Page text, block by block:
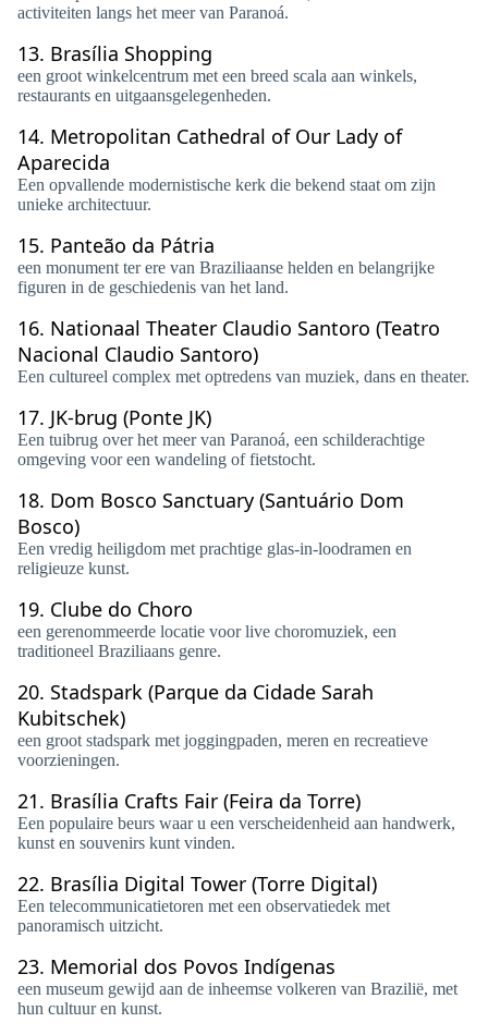
activiteiten langs het meer van Paranoá.
13. Brasília Shopping
een groot winkelcentrum met een breed scala aan winkels,
restaurants en uitgaansgelegenheden.
14. Metropolitan Cathedral of Our Lady of
Aparecida
Een opvallende modernistische kerk die bekend staat om zijn
unieke architectuur.
15. Panteão da Pátria
een monument ter ere van Braziliaanse helden en belangrijke
figuren in de geschiedenis van het land.
16. Nationaal Theater Claudio Santoro (Teatro
Nacional Claudio Santoro)
Een cultureel complex met optredens van muziek, dans en theater.
17. JK-brug (Ponte JK)
Een tuibrug over het meer van Paranoá, een schilderachtige
omgeving voor een wandeling of fietstocht.
18. Dom Bosco Sanctuary (Santuário Dom
Bosco)
Een vredig heiligdom met prachtige glas-in-loodramen en
religieuze kunst.
19. Clube do Choro
een gerenommeerde locatie voor live choromuziek, een
traditioneel Braziliaans genre.
20. Stadspark (Parque da Cidade Sarah
Kubitschek)
een groot stadspark met joggingpaden, meren en recreatieve
voorzieningen.
21. Brasília Crafts Fair (Feira da Torre)
Een populaire beurs waar u een verscheidenheid aan handwerk,
kunst en souvenirs kunt vinden.
22. Brasília Digital Tower (Torre Digital)
Een telecommunicatietoren met een observatiedek met
panoramisch uitzicht.
23. Memorial dos Povos Indígenas
een museum gewijd aan de inheemse volkeren van Brazilië, met
hun cultuur en kunst.